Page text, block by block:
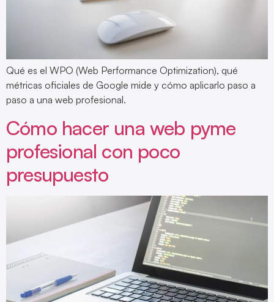
Qué es el WPO (Web Performance Optimization), qué
métricas oficiales de Google mide y cómo aplicarlo paso a
paso a una web profesional.
Cómo hacer una web pyme
profesional con poco
presupuesto